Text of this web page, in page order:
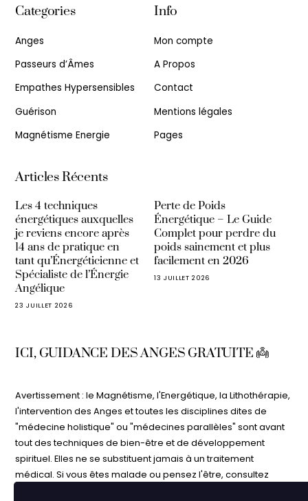
Categories
Anges
Passeurs d’Âmes
Empathes Hypersensibles
Guérison
Magnétisme Energie
Info
Mon compte
A Propos
Contact
Mentions légales
Pages
Articles Récents
Les 4 techniques
énergétiques auxquelles
je reviens encore après
14 ans de pratique en
tant qu’Énergéticienne et
Spécialiste de l’Énergie
Angélique
23 JUILLET 2026
Perte de Poids
Énergétique – Le Guide
Complet pour perdre du
poids sainement et plus
facilement en 2026
13 JUILLET 2026
ICI, GUIDANCE DES ANGES GRATUITE 👼
Avertissement : le Magnétisme, l'Energétique, la Lithothérapie,
l'intervention des Anges et toutes les disciplines dites de
"médecine holistique" ou "médecines parallèles" sont avant
tout des techniques de bien-être et de développement
spirituel. Elles ne se substituent jamais à un traitement
médical. Si vous êtes malade ou pensez l'être, consultez